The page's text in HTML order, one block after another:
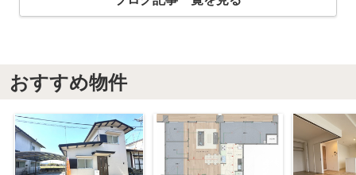
おすすめ物件